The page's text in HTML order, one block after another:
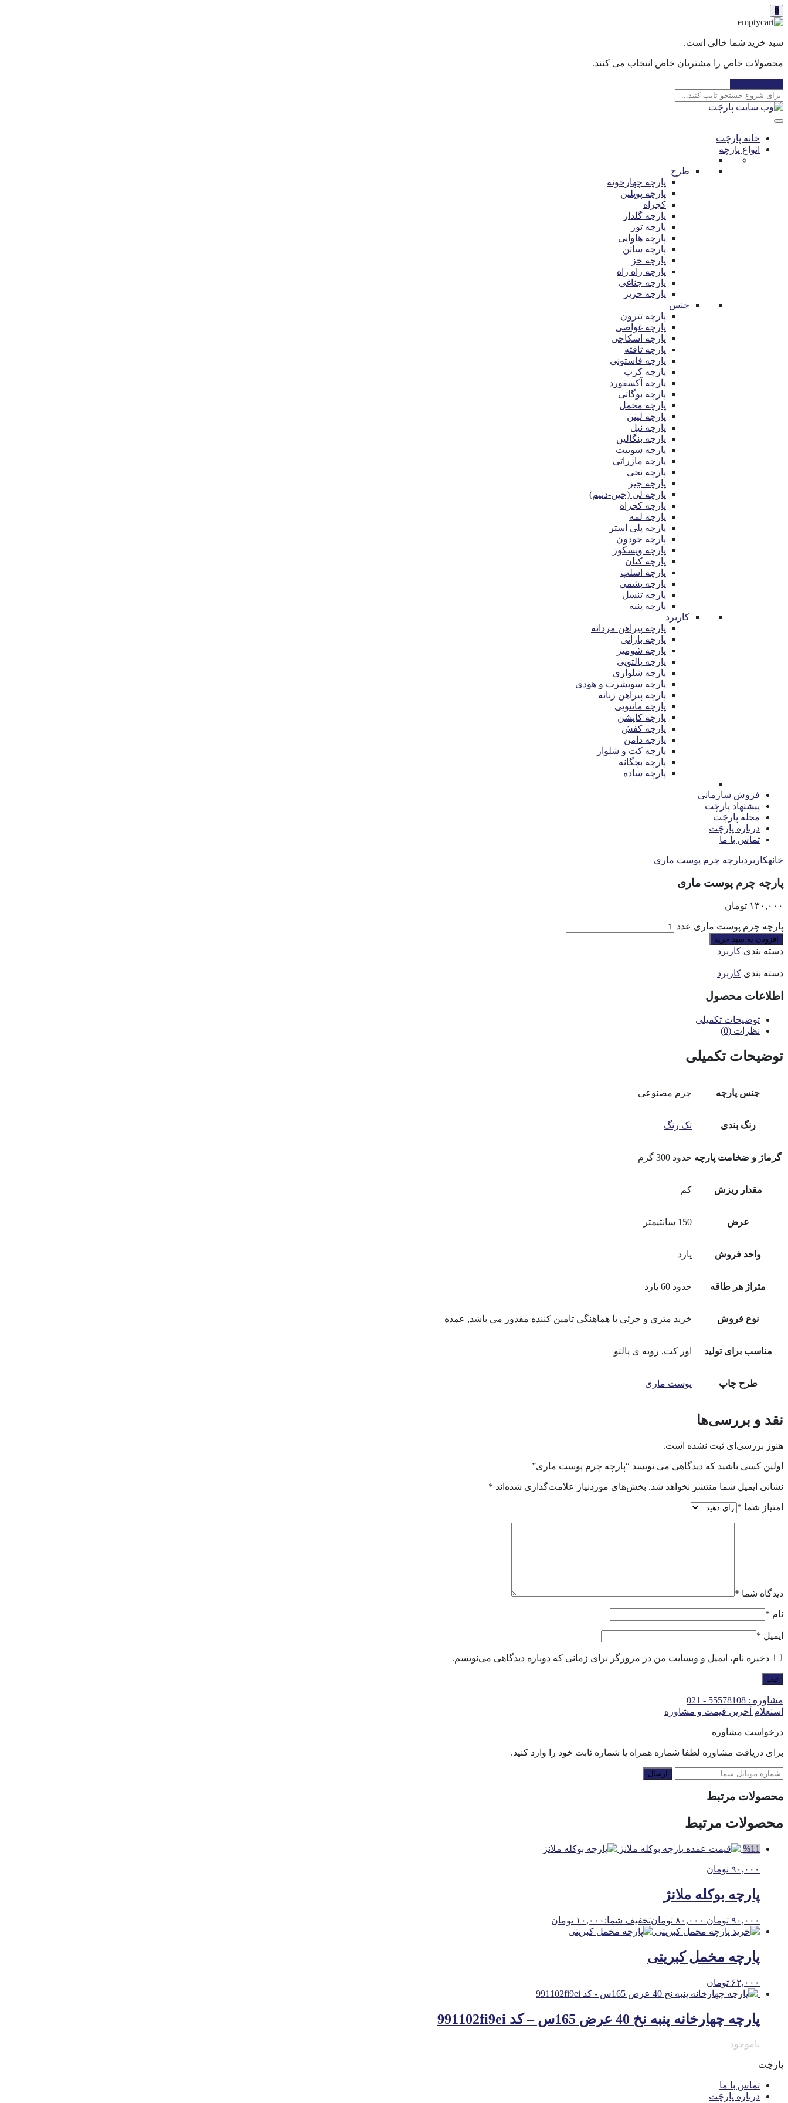
0
سبد خرید شما خالی است.
محصولات خاص را مشتریان خاص انتخاب می کنند.
خانه پارچَت
انواع پارچه
طرح
پارچه چهارخونه
پارچه پوپلین
کجراه
پارچه گلدار
پارچه تور
پارچه هاوایی
پارچه ساتن
پارچه خز
پارچه راه راه
پارچه جناغی
پارچه حریر
جنس
پارچه تترون
پارچه غواصی
پارچه اسکاچی
پارچه تافته
پارچه فاستونی
پارچه کرپ
پارچه آکسفورد
پارچه بوگاتی
پارچه مخمل
پارچه لینن
پارچه نیل
پارچه بنگالین
پارچه سوییت
پارچه مازراتی
پارچه نخی
پارچه جیر
پارچه لی (جین-دنیم)
پارچه کجراه
پارچه لمه
پارچه پلی استر
پارچه جودون
پارچه ویسکوز
پارچه کتان
پارچه اسلپ
پارچه پشمی
پارچه تنسل
پارچه پنبه
کاربرد
پارچه پیراهن مردانه
پارچه بارانی
پارچه شومیز
پارچه پالتویی
پارچه شلواری
پارچه سویشرت و هودی
پارچه پیراهن زنانه
پارچه مانتویی
پارچه کاپشن
پارچه کفش
پارچه دامن
پارچه کت و شلوار
پارچه بچگانه
پارچه ساده
فروش سازمانی
پیشنهاد پارچَت
مجله پارچَت
درباره پارچَت
تماس با ما
خانهکاربردپارچه چرم پوست ماری
پارچه چرم پوست ماری
۱۳۰,۰۰۰ تومان
پارچه چرم پوست ماری عدد
افزودن به سبد خرید
دسته بندی کاربرد
دسته بندی کاربرد
اطلاعات محصول
توضیحات تکمیلی
نظرات (0)
توضیحات تکمیلی
جنس پارچه چرم مصنوعی
رنگ بندی تک رنگ
گرماژ و ضخامت پارچه حدود 300 گرم
مقدار ریزش کم
عرض 150 سانتیمتر
واحد فروش یارد
متراژ هر طاقه حدود 60 یارد
نوع فروش خرید متری و جزئی با هماهنگی تامین کننده مقدور می باشد, عمده
مناسب برای تولید اور کت, رویه ی پالتو
طرح چاپ پوست ماری
نقد و بررسی‌ها
هنوز بررسی‌ای ثبت نشده است.
اولین کسی باشید که دیدگاهی می نویسد “پارچه چرم پوست ماری”
نشانی ایمیل شما منتشر نخواهد شد. بخش‌های موردنیاز علامت‌گذاری شده‌اند *
امتیاز شما *
دیدگاه شما *
نام *
ایمیل *
ذخیره نام، ایمیل و وبسایت من در مرورگر برای زمانی که دوباره دیدگاهی می‌نویسم.
مشاوره : 55578108 - 021
استعلام آخرین قیمت و مشاوره
درخواست مشاوره
برای دریافت مشاوره لطفا شماره همراه یا شماره ثابت خود را وارد کنید.
ارسال
محصولات مرتبط
محصولات مرتبط
%11
۹۰,۰۰۰ تومان
پارچه بوکله ملانژ
۹۰,۰۰۰ تومان ۸۰,۰۰۰ تومانتخفیف شما: ۱۰,۰۰۰ تومان
پارچه مخمل کبریتی
۶۲,۰۰۰ تومان
پارچه چهارخانه پنبه نخ 40 عرض 165س – کد 991102fi9ei
ناموجود
پارچَت
تماس با ما
درباره پارچَت